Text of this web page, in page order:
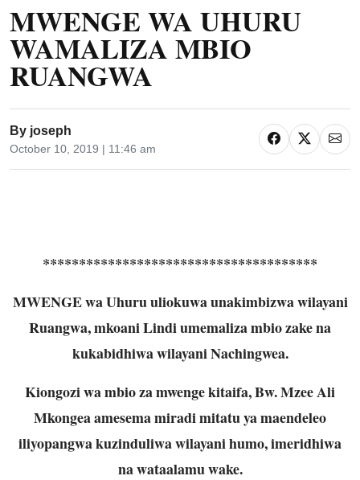
MWENGE WA UHURU
WAMALIZA MBIO
RUANGWA
By joseph
October 10, 2019 | 11:46 am
**************************************
MWENGE wa Uhuru uliokuwa unakimbizwa wilayani
Ruangwa, mkoani Lindi umemaliza mbio zake na
kukabidhiwa wilayani Nachingwea.
Kiongozi wa mbio za mwenge kitaifa, Bw. Mzee Ali
Mkongea amesema miradi mitatu ya maendeleo
iliyopangwa kuzinduliwa wilayani humo, imeridhiwa
na wataalamu wake.